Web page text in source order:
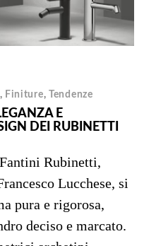
, Finiture, Tendenze
E
DEI RUBINETTI
Rubinetti,
Lucchese, si
pura e rigorosa,
deciso e marcato.